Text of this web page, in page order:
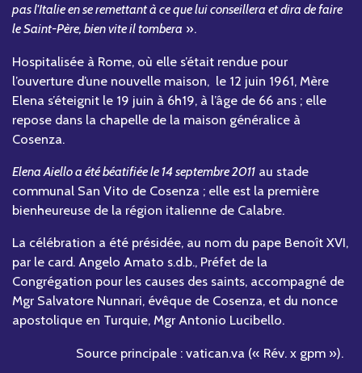
pas l'Italie en se remettant à ce que lui conseillera et dira de faire
le Saint-Père, bien vite il tombera ».
Hospitalisée à Rome, où elle s’était rendue pour
l’ouverture d’une nouvelle maison, le 12 juin 1961, Mère
Elena s’éteignit le 19 juin à 6h19, à l’âge de 66 ans ; elle
repose dans la chapelle de la maison généralice à
Cosenza.
Elena Aiello a été béatifiée le 14 septembre 2011 au stade
communal San Vito de Cosenza ; elle est la première
bienheureuse de la région italienne de Calabre.
La célébration a été présidée, au nom du pape Benoît XVI,
par le card. Angelo Amato s.d.b., Préfet de la
Congrégation pour les causes des saints, accompagné de
Mgr Salvatore Nunnari, évêque de Cosenza, et du nonce
apostolique en Turquie, Mgr Antonio Lucibello.
Source principale : vatican.va (« Rév. x gpm »).